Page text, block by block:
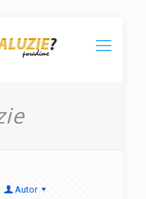
Autor